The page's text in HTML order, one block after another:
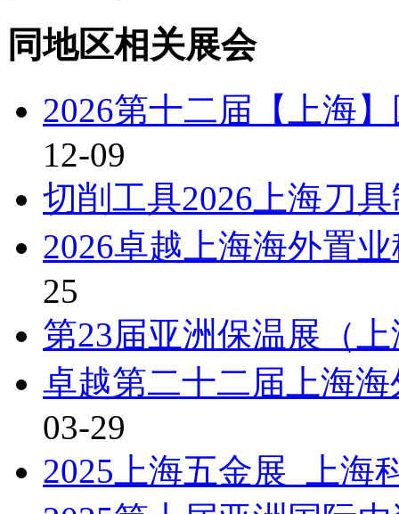
同地区相关展会
2026第十二届【上海
12-09
切削工具2026上海刀
2026卓越上海海外置
25
第23届亚洲保温展（
卓越第二十二届上海
03-29
2025上海五金展_上海